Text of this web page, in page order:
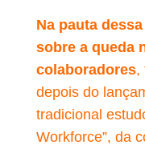
Na pauta
sobre a queda
colaboradores,
depois do
tradicional
Workforce”, da